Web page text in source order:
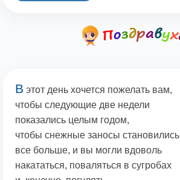
В этот день хочется пожелать вам,
чтобы следующие две недели
показались целым годом,
чтобы снежные заносы становились
все больше, и вы могли вдоволь
накататься, поваляться в сугробах